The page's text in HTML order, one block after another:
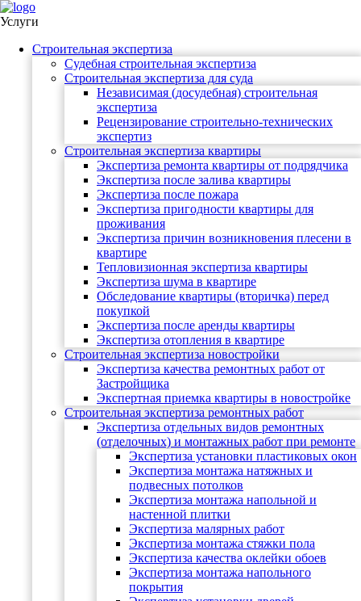
Услуги
Строительная экспертиза
Судебная строительная экспертиза
Строительная экспертиза для суда
Независимая (досудебная) строительная
экспертиза
Рецензирование строительно-технических
экспертиз
Строительная экспертиза квартиры
Экспертиза ремонта квартиры от подрядчика
Экспертиза после залива квартиры
Экспертиза после пожара
Экспертиза пригодности квартиры для
проживания
Экспертиза причин возникновения плесени в
квартире
Тепловизионная экспертиза квартиры
Экспертиза шума в квартире
Обследование квартиры (вторичка) перед
покупкой
Экспертиза после аренды квартиры
Экспертиза отопления в квартире
Строительная экспертиза новостройки
Экспертиза качества ремонтных работ от
Застройщика
Экспертная приемка квартиры в новостройке
Строительная экспертиза ремонтных работ
Экспертиза отдельных видов ремонтных
(отделочных) и монтажных работ при ремонте
Экспертиза установки пластиковых окон
Экспертиза монтажа натяжных и
подвесных потолков
Экспертиза монтажа напольной и
настенной плитки
Экспертиза малярных работ
Экспертиза монтажа стяжки пола
Экспертиза качества оклейки обоев
Экспертиза монтажа напольного
покрытия